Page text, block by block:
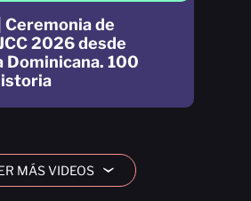
Ceremonia de
2026 desde
Dominicana. 100
MÁS VIDEOS ›